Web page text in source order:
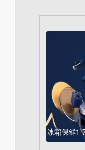
冰箱保鲜1-